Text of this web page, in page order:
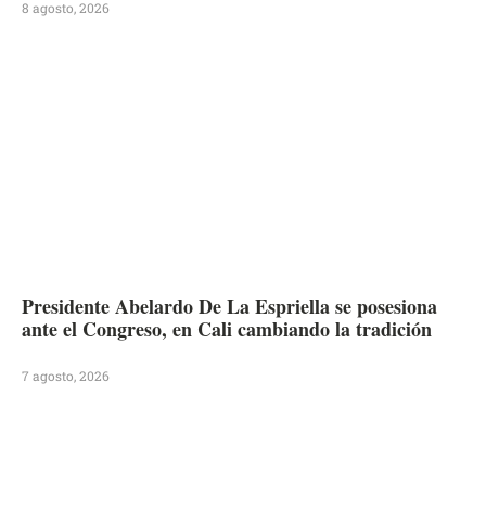
8 agosto, 2026
Presidente Abelardo De La Espriella se posesiona
ante el Congreso, en Cali cambiando la tradición
7 agosto, 2026